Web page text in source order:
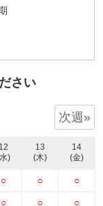
さい
次週»
12
)
○
○
13
(木)
○
○
14
(金)
○
○